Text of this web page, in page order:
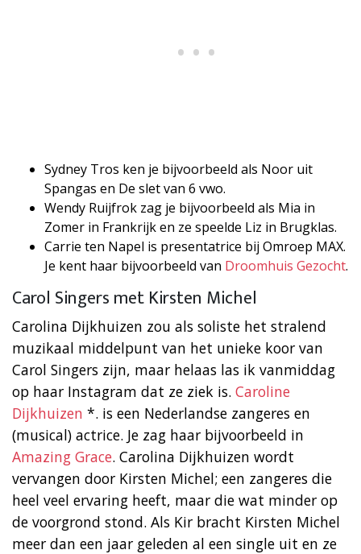
Sydney Tros ken je bijvoorbeeld als Noor uit
Spangas en De slet van 6 vwo.
Wendy Ruijfrok zag je bijvoorbeeld als Mia in
Zomer in Frankrijk en ze speelde Liz in Brugklas.
Carrie ten Napel is presentatrice bij Omroep MAX.
Je kent haar bijvoorbeeld van Droomhuis Gezocht.
Carol Singers met Kirsten Michel
Carolina Dijkhuizen zou als soliste het stralend
muzikaal middelpunt van het unieke koor van
Carol Singers zijn, maar helaas las ik vanmiddag
op haar Instagram dat ze ziek is. Caroline
Dijkhuizen *. is een Nederlandse zangeres en
(musical) actrice. Je zag haar bijvoorbeeld in
Amazing Grace. Carolina Dijkhuizen wordt
vervangen door Kirsten Michel; een zangeres die
heel veel ervaring heeft, maar die wat minder op
de voorgrond stond. Als Kir bracht Kirsten Michel
meer dan een jaar geleden al een single uit en ze